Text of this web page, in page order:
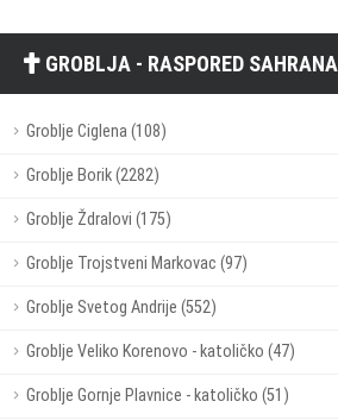
GROBLJA - RASPORED SAHRANA
Groblje Ciglena (108)
Groblje Borik (2282)
Groblje Ždralovi (175)
Groblje Trojstveni Markovac (97)
Groblje Svetog Andrije (552)
Groblje Veliko Korenovo - katoličko (47)
Groblje Gornje Plavnice - katoličko (51)